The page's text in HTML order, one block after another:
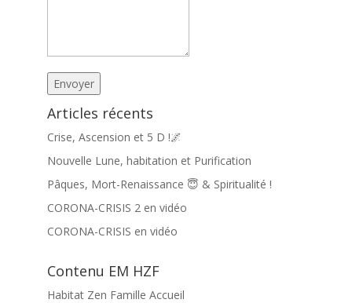
Envoyer
Articles récents
Crise, Ascension et 5 D !🌌
Nouvelle Lune, habitation et Purification
Pâques, Mort-Renaissance 😇 & Spiritualité !
CORONA-CRISIS 2 en vidéo
CORONA-CRISIS en vidéo
Contenu EM HZF
Habitat Zen Famille Accueil